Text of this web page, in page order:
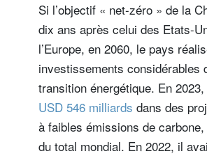
Si l’objectif « net-zéro » de la
dix ans après celui des Etats-
l’Europe, en 2060, le pays
investissements considérables
transition énergétique. En
USD 546 milliards dans des
à faibles émissions de
du total mondial. En 2022, il